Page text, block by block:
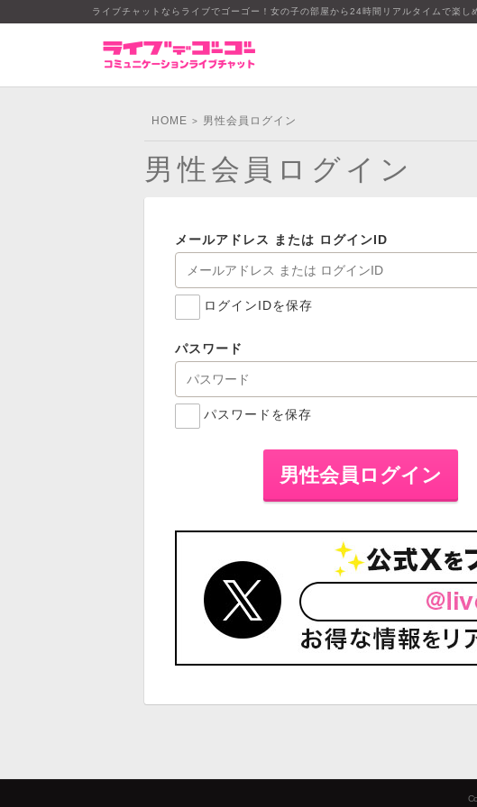
ライブチャットならライブでゴーゴー！女の子の部屋から24時間リアルタイムで楽し
HOME > 男性会員ログイン
男性会員ログイン
メールアドレス または ログインID
ログインIDを保存
パスワード
パスワードを保存